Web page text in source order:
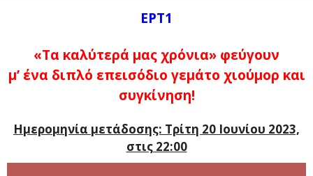
ΕΡΤ1
«Τα καλύτερά μας χρόνια» φεύγουν
μ’ ένα διπλό επεισόδιο γεμάτο χιούμορ και
συγκίνηση!
Ημερομηνία μετάδοσης: Τρίτη 20 Ιουνίου 2023,
στις 22:00